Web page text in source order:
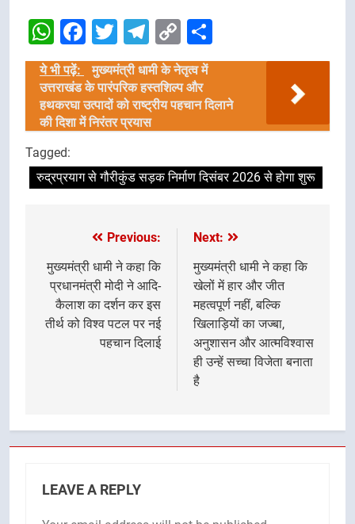
WhatsApp
Facebook
Twitter
Telegram
Copy
Link
ये भी पढ़ें:
मुख्यमंत्री धामी के नेतृत्व में
उत्तराखंड के पारंपरिक हस्तशिल्प और
हथकरघा उत्पादों को राष्ट्रीय पहचान दिलाने
की दिशा में निरंतर प्रयास
Tagged:
रुद्रप्रयाग से गौरीकुंड सड़क निर्माण दिसंबर 2026 से होगा शुरू
navigation
Previous:
मुख्यमंत्री धामी ने कहा कि
प्रधानमंत्री मोदी ने आदि-
कैलाश का दर्शन कर इस
तीर्थ को विश्व पटल पर नई
पहचान दिलाई
Next:
मुख्यमंत्री धामी ने कहा कि
खेलों में हार और जीत
महत्वपूर्ण नहीं, बल्कि
खिलाड़ियों का जज्बा,
अनुशासन और आत्मविश्वास
ही उन्हें सच्चा विजेता बनाता
है
LEAVE A REPLY